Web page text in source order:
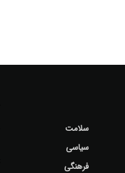
سلامت
سیاسی
فرهنگی